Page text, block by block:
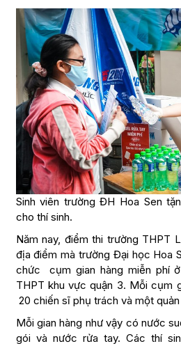
Sinh viên trường ĐH Hoa Sen
cho thí sinh.
Năm nay, điểm thi trường THPT
địa điểm mà trường Đại học Hoa
chức cụm gian hàng miễn phí
THPT khu vực quận 3. Mỗi cụm
20 chiến sĩ phụ trách và một quản
Mỗi gian hàng như vậy có nước
gói và nước rửa tay. Các thí